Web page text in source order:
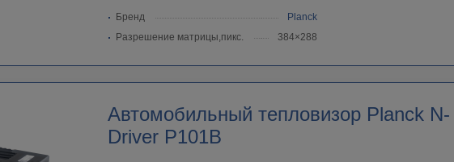
Бренд
Planck
Разрешение матрицы,пикс.
384×288
Автомобильный тепловизор Planck N-
Driver P101B